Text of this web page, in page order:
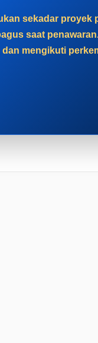
sekadar proyek
saat
mengikuti